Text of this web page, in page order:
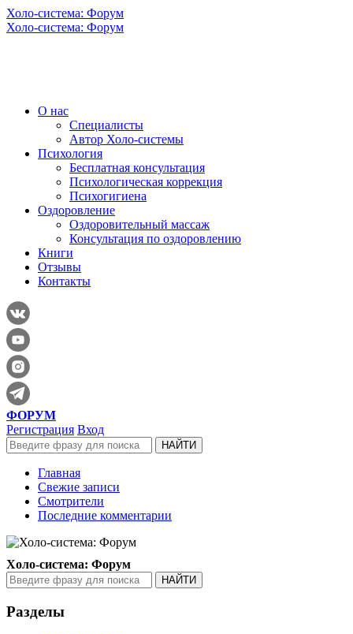
Холо-система: Форум
Холо-система: Форум
О нас
Специалисты
Автор Холо-системы
Психология
Бесплатная консультация
Психологическая коррекция
Психогигиена
Оздоровление
Оздоровительный массаж
Консультация по оздоровлению
Книги
Отзывы
Контакты
ФОРУМ
Регистрация Вход
Главная
Свежие записи
Смотрители
Последние комментарии
Холо-система: Форум
Разделы